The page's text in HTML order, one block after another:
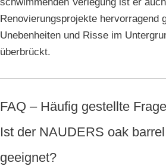
Renovierungsprojekte hervorragend
Unebenheiten und Risse im
überbrückt.
FAQ – Häufig gestellte
Ist der NAUDERS oak
geeignet?